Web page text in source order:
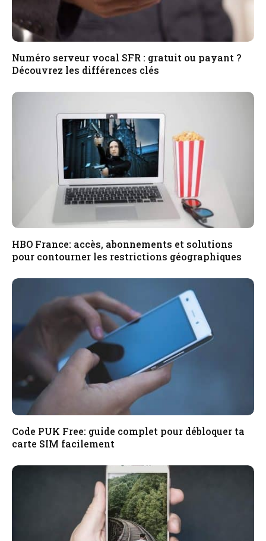
Numéro serveur vocal SFR : gratuit ou payant ?
Découvrez les différences clés
HBO France: accès, abonnements et solutions
pour contourner les restrictions géographiques
Code PUK Free: guide complet pour débloquer ta
carte SIM facilement